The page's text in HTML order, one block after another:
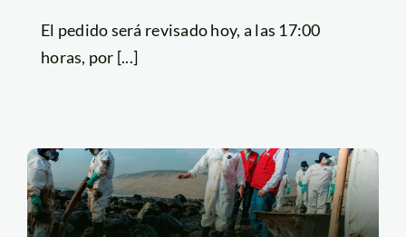
El pedido será revisado hoy, a las 17:00
horas, por [...]